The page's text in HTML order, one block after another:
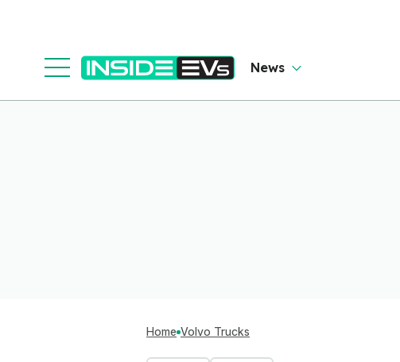
News
Home Volvo Trucks